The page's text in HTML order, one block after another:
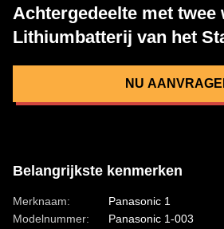
Achtergedeelte met twee
Lithiumbatterij van het
NU
Belangrijkste kenmerken
Merknaam:
Panasonic 1
Modelnummer:
Panasonic 1-003